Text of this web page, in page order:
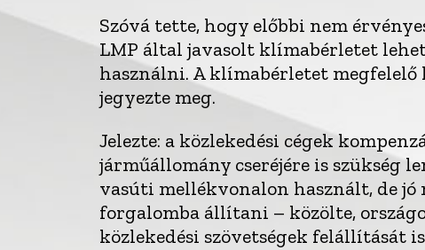
Szóvá tette, hogy előbbi nem
LMP által javasolt klímabérletet
használni. A klímabérletet
jegyezte meg.
Jelezte: a közlekedési cégek
járműállomány cseréjére is szükség
vasúti mellékvonalon használt, de
forgalomba állítani – közölte,
közlekedési szövetségek felállítását